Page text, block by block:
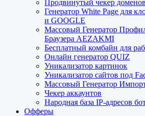
Продвинутый чекер доменов
Генератор White Page для
и GOOGLE
Массовый Генератор
Браузера AEZAKMI
Бесплатный комбайн для
Онлайн генератор QUIZ
Уникализатор картинок
Уникализатор сайтов под
Массовый Генератор
Чекер аккаунтов
Народная база IP-адресов
Офферы